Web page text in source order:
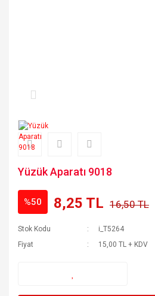
Yüzük Aparatı 9018
%50 8,25 TL 16,50 TL
Stok Kodu
i_T5264
Fiyat
15,00 TL + KDV